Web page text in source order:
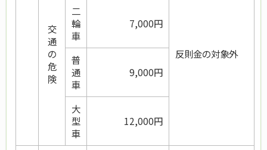
交
通
の
危
険
反則金の対象外
二
輪
車
7,000円
普
通
車
9,000円
大
型
車
12,000円